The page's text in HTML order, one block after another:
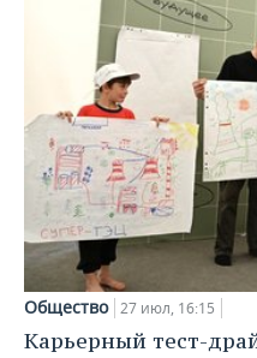
Общество 27 июл, 16:15
Карьерный тест-